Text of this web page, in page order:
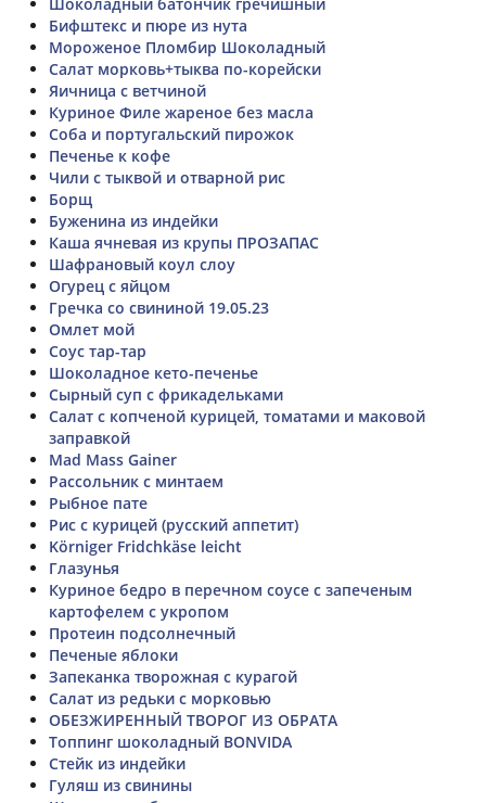
Бифштекс и пюре из нута
Мороженое Пломбир Шоколадный
Салат морковь+тыква по-корейски
Яичница с ветчиной
Куриное Филе жареное без масла
Соба и португальский пирожок
Печенье к кофе
Чили с тыквой и отварной рис
Борщ
Буженина из индейки
Каша ячневая из крупы ПРОЗАПАС
Шафрановый коул слоу
Огурец с яйцом
Гречка со свининой 19.05.23
Омлет мой
Соус тар-тар
Шоколадное кето-печенье
Сырный суп с фрикадельками
Салат с копченой курицей, томатами и маковой
заправкой
Mad Mass Gainer
Рассольник с минтаем
Рыбное пате
Рис с курицей (русский аппетит)
Körniger Fridchkäse leicht
Глазунья
Куриное бедро в перечном соусе с запеченым
картофелем с укропом
Протеин подсолнечный
Печеные яблоки
Запеканка творожная с курагой
Салат из редьки с морковью
ОБЕЗЖИРЕННЫЙ ТВОРОГ ИЗ ОБРАТА
Топпинг шоколадный BONVIDA
Стейк из индейки
Гуляш из свинины